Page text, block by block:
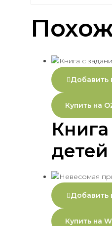
Добавить
Купить на
детей
Добавить
Купить на